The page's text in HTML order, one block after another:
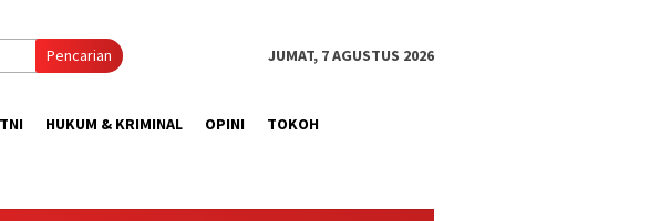
Pencarian JUMAT, 7 AGUSTUS 2026
TNI HUKUM & KRIMINAL OPINI TOKOH